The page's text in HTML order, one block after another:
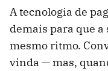
A tecnologia de
demais para que
mesmo ritmo.
vinda — mas,